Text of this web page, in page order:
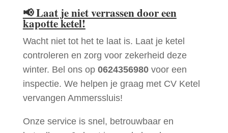
📢Laat je niet verrassen door een
kapotte ketel!
Wacht niet tot het te laat is. Laat je ketel
controleren en zorg voor zekerheid deze
winter. Bel ons op 0624356980voor een
inspectie. We helpen je graag met CV Ketel
vervangen Ammerssluis!
Onze service is snel, betrouwbaar en